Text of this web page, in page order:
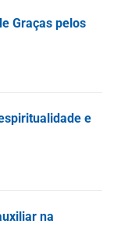
Graças pelos
e
na